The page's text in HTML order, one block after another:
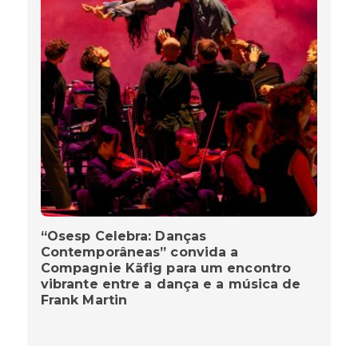
“Osesp Celebra: Danças
Contemporâneas” convida a
Compagnie Käfig para um encontro
vibrante entre a dança e a música de
Frank Martin